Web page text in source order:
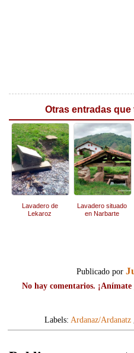
Otras entradas
Lavadero de
Lekaroz
Lavadero situado
en Narbarte
Publicado por
No hay comentarios.
Labels: Ardanaz/Ardanatz